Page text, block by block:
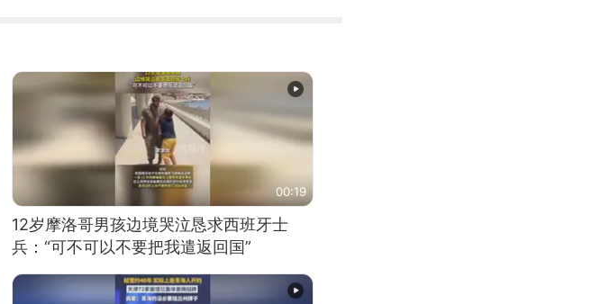
00:19
12岁摩洛哥男孩边境哭泣恳求西班牙士
兵：“可不可以不要把我遣返回国”